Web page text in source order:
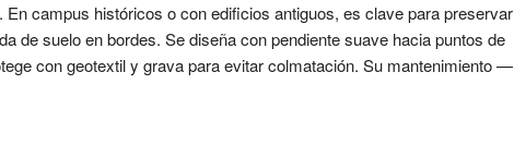
campus históricos o con edificios antiguos, es clave para preservar
de suelo en bordes. Se diseña con pendiente suave hacia puntos de
con geotextil y grava para evitar colmatación. Su mantenimiento —